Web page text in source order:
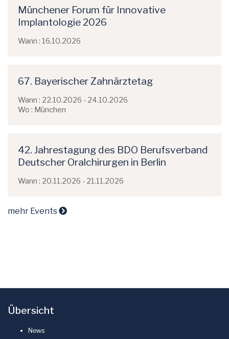
Münchener Forum für Innovative
Implantologie 2026
Wann : 16.10.2026
67. Bayerischer Zahnärztetag
Wann : 22.10.2026 - 24.10.2026
Wo : München
42. Jahrestagung des BDO Berufsverband
Deutscher Oralchirurgen in Berlin
Wann : 20.11.2026 - 21.11.2026
mehr Events
Übersicht
News